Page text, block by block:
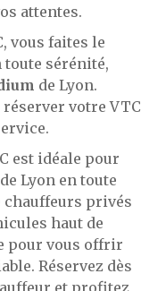
attentes.
vous faites le
toute sérénité,
de Lyon.
votre VTC
est idéale pour
de Lyon en toute
chauffeurs privés
haut de
pour vous offrir
Réservez dès
et profitez